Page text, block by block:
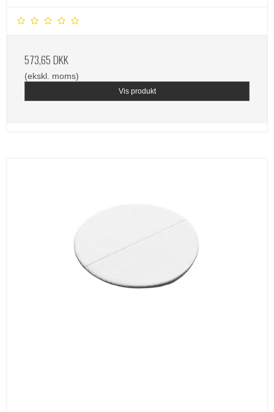
573,65 DKK
(ekskl. moms)
Vis produkt